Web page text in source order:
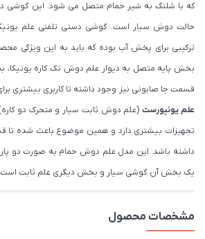
که با شلنگ به شیر حمام متصل می شود. این گوشی
حالت دوش سیار است. گوشی دستی تلفنی علم
ترکیبی برای پخش آب بوده که باید به این ویژگی
بخش پایه متصل به دیوار علم دوش تک کاره یونیکا،
قسمت جا صابونی نیز وجود داشته تا کاربری بیشتری
علم یونیورست(علم دوش ثابت سیار و متحرک دو
تجهیزات بیشتری دارد و همین موضوع باعث شده تا
داشته باشد. این مدل علم دوش حمام به صورت دو
یک بخش آن گوشی سیار و بخش دیگری علم ثابت
مشخصات محصول